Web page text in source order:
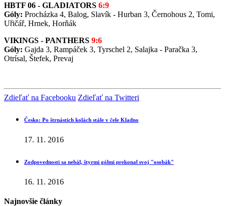
HBTF 06 - GLADIATORS 6:9
Góly: Procházka 4, Balog, Slavík - Hurban 3, Černohous 2, Tomi,
Uřičář, Hrnek, Horňák
VIKINGS - PANTHERS 9:6
Góly: Gajda 3, Rampáček 3, Tyrschel 2, Salajka - Paračka 3,
Otrísal, Štefek, Prevaj
Zdieľať na Facebooku Zdieľať na Twitteri
Česko: Po štrnástich kolách stále v čele Kladno
17. 11. 2016
Zodpovednosti sa nebál, štyrmi gólmi prekonal svoj "osobák"
16. 11. 2016
Najnovšie články